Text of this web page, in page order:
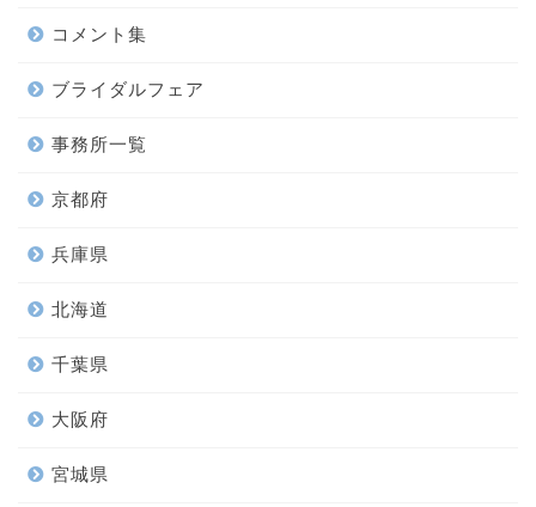
コメント集
ブライダルフェア
事務所一覧
京都府
兵庫県
北海道
千葉県
大阪府
宮城県